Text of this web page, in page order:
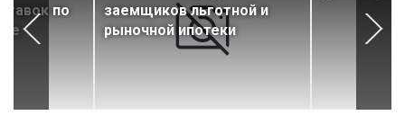
по
заемщиков льготной и
рыночной ипотеки